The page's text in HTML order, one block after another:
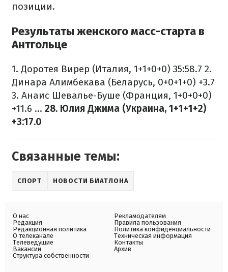
позиции.
Результаты женского масс-старта в
Антгольце
1. Доротея Вирер (Италия, 1+1+0+0) 35:58.7 2.
Динара Алимбекава (Беларусь, 0+0+1+0) +3.7
3. Анаис Шевалье-Буше (Франция, 1+0+0+0)
+11.6 ... 28. Юлия Джима (Украина, 1+1+1+2)
+3:17.0
Связанные темы:
СПОРТ НОВОСТИ БИАТЛОНА
О нас
Редакция
Редакционная политика
О телеканале
Телеведущие
Вакансии
Структура собственности
Рекламодателям
Правила пользования
Политика конфиденциальности
Техническая информация
Контакты
Архив